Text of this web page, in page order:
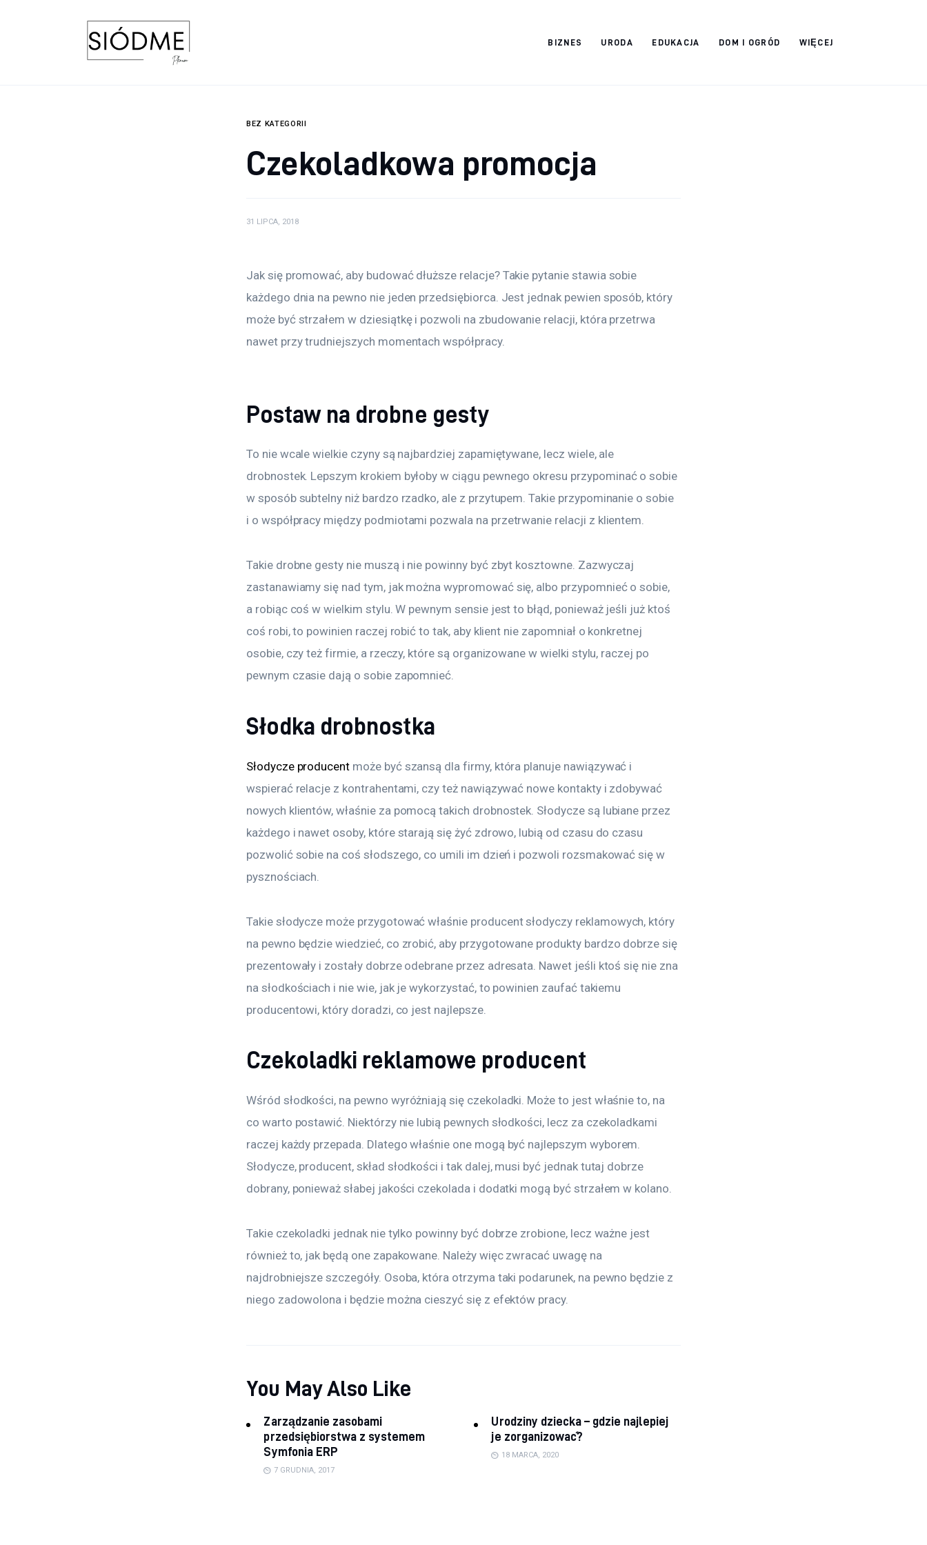
BIZNES URODA EDUKACJA DOM I OGRÓD WIĘCEJ
BEZ KATEGORII
Czekoladkowa promocja
31 LIPCA, 2018
Jak się promować, aby budować dłuższe relacje? Takie pytanie stawia sobie
każdego dnia na pewno nie jeden przedsiębiorca. Jest jednak pewien sposób, który
może być strzałem w dziesiątkę i pozwoli na zbudowanie relacji, która przetrwa
nawet przy trudniejszych momentach współpracy.
Postaw na drobne gesty
To nie wcale wielkie czyny są najbardziej zapamiętywane, lecz wiele, ale
drobnostek. Lepszym krokiem byłoby w ciągu pewnego okresu przypominać o sobie
w sposób subtelny niż bardzo rzadko, ale z przytupem. Takie przypominanie o sobie
i o współpracy między podmiotami pozwala na przetrwanie relacji z klientem.
Takie drobne gesty nie muszą i nie powinny być zbyt kosztowne. Zazwyczaj
zastanawiamy się nad tym, jak można wypromować się, albo przypomnieć o sobie,
a robiąc coś w wielkim stylu. W pewnym sensie jest to błąd, ponieważ jeśli już ktoś
coś robi, to powinien raczej robić to tak, aby klient nie zapomniał o konkretnej
osobie, czy też firmie, a rzeczy, które są organizowane w wielki stylu, raczej po
pewnym czasie dają o sobie zapomnieć.
Słodka drobnostka
Słodycze producent może być szansą dla firmy, która planuje nawiązywać i
wspierać relacje z kontrahentami, czy też nawiązywać nowe kontakty i zdobywać
nowych klientów, właśnie za pomocą takich drobnostek. Słodycze są lubiane przez
każdego i nawet osoby, które starają się żyć zdrowo, lubią od czasu do czasu
pozwolić sobie na coś słodszego, co umili im dzień i pozwoli rozsmakować się w
pysznościach.
Takie słodycze może przygotować właśnie producent słodyczy reklamowych, który
na pewno będzie wiedzieć, co zrobić, aby przygotowane produkty bardzo dobrze się
prezentowały i zostały dobrze odebrane przez adresata. Nawet jeśli ktoś się nie zna
na słodkościach i nie wie, jak je wykorzystać, to powinien zaufać takiemu
producentowi, który doradzi, co jest najlepsze.
Czekoladki reklamowe producent
Wśród słodkości, na pewno wyróżniają się czekoladki. Może to jest właśnie to, na
co warto postawić. Niektórzy nie lubią pewnych słodkości, lecz za czekoladkami
raczej każdy przepada. Dlatego właśnie one mogą być najlepszym wyborem.
Słodycze, producent, skład słodkości i tak dalej, musi być jednak tutaj dobrze
dobrany, ponieważ słabej jakości czekolada i dodatki mogą być strzałem w kolano.
Takie czekoladki jednak nie tylko powinny być dobrze zrobione, lecz ważne jest
również to, jak będą one zapakowane. Należy więc zwracać uwagę na
najdrobniejsze szczegóły. Osoba, która otrzyma taki podarunek, na pewno będzie z
niego zadowolona i będzie można cieszyć się z efektów pracy.
You May Also Like
Zarządzanie zasobami
przedsiębiorstwa z systemem
Symfonia ERP
7 GRUDNIA, 2017
Urodziny dziecka – gdzie najlepiej
je zorganizować?
18 MARCA, 2020